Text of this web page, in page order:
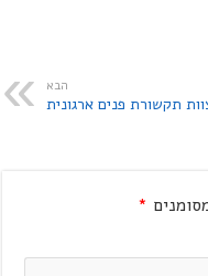
הבא
תקשורת פנים ארגונית
*